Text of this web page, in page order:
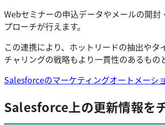
Webセミナーの申込データやメールの開
プローチが行えます。
この連携により、ホットリードの抽出や
チャリングの戦略もより一貫性のあるもの
Salesforceのマーケティングオートメーシ
Salesforce上の更新情報を